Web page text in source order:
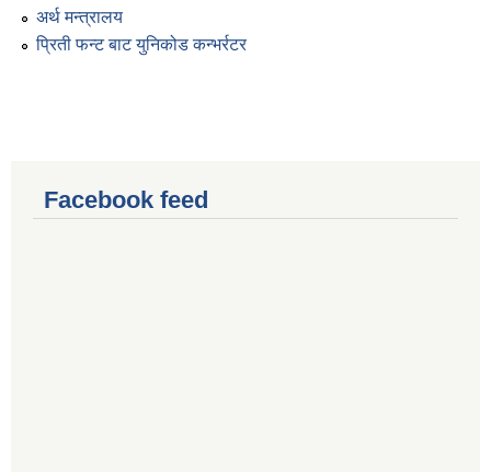
अर्थ मन्त्रालय
प्रिती फन्ट बाट युनिकोड कन्भर्रटर
Facebook feed